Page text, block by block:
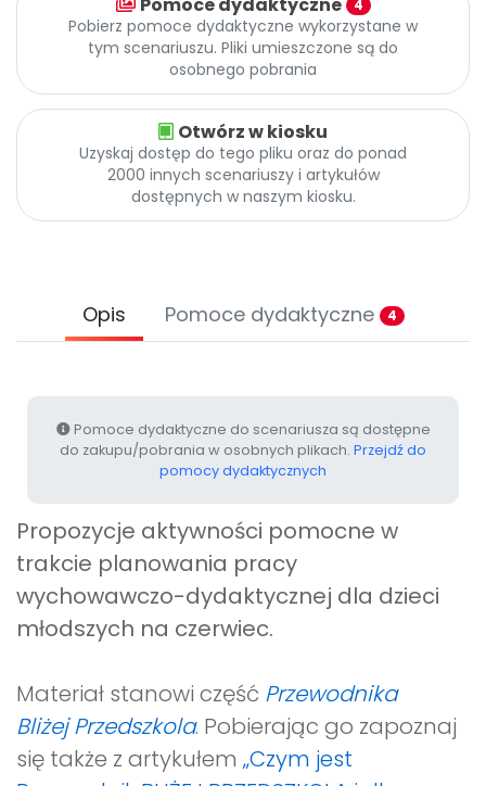
Pomoc
Promocje 4
Pobierz pomoce dydaktyczne wykorzystane w
tym scenariuszu. Pliki umieszczone są do
osobnego pobrania
Otwórz w kiosku
Uzyskaj dostęp do tego pliku oraz do ponad
2000 innych scenariuszy i artykułów
dostępnych w naszym kiosku.
Opis Pomoce dydaktyczne 4
Pomoce dydaktyczne do scenariusza są dostępne
do zakupu/pobrania w osobnych plikach. Przejdź do
pomocy dydaktycznych
Propozycje aktywności pomocne w
trakcie planowania pracy
wychowawczo-dydaktycznej dla dzieci
młodszych na czerwiec.
Materiał stanowi część Przewodnika
Bliżej Przedszkola. Pobierając go zapoznaj
się także z artykułem „Czym jest